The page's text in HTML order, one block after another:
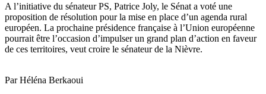
A l’initiative du sénateur PS, Patrice Joly, le Sénat a voté une
proposition de résolution pour la mise en place d’un agenda rural
européen. La prochaine présidence française à l’Union européenne
pourrait être l’occasion d’impulser un grand plan d’action en faveur
de ces territoires, veut croire le sénateur de la Nièvre.
Par Héléna Berkaoui